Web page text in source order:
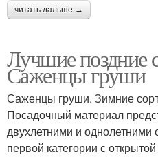
читать дальше →
Лучшие поздние
Саженцы груши
Саженцы груши. Зимние
Посадочный материал
двухлетними и
первой категории с